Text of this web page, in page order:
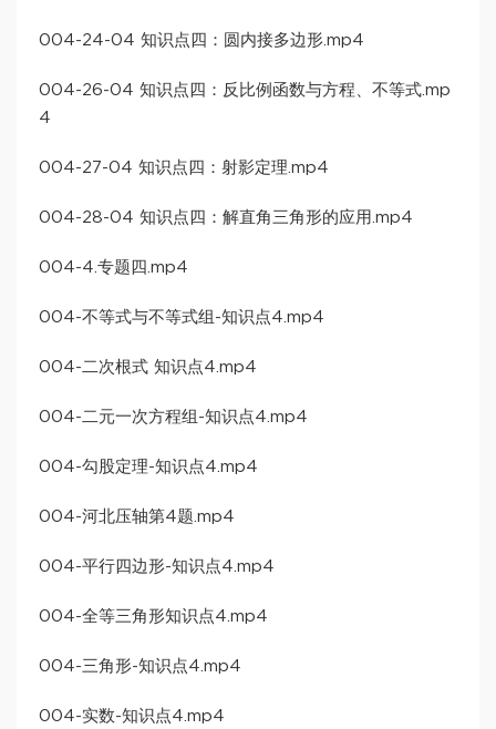
004-24-04 知识点四：圆内接多边形.mp4
004-26-04 知识点四：反比例函数与方程、不等式.mp
4
004-27-04 知识点四：射影定理.mp4
004-28-04 知识点四：解直角三角形的应用.mp4
004-4.专题四.mp4
004-不等式与不等式组-知识点4.mp4
004-二次根式 知识点4.mp4
004-二元一次方程组-知识点4.mp4
004-勾股定理-知识点4.mp4
004-河北压轴第4题.mp4
004-平行四边形-知识点4.mp4
004-全等三角形知识点4.mp4
004-三角形-知识点4.mp4
004-实数-知识点4.mp4